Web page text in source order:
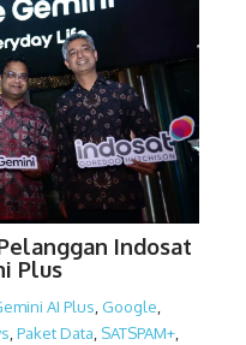
Indosat
Plus
AI Plus Google
Paket Data SATSPAM+